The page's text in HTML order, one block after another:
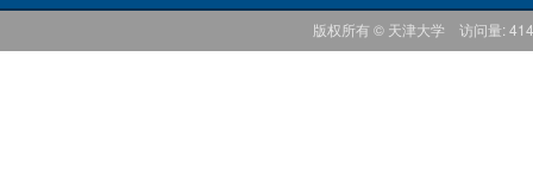
版权所有 © 天津大学 访问量: